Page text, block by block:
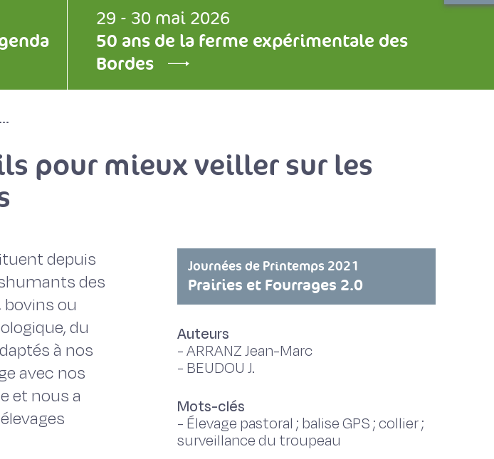
29 - 30 mai 2026
50 ans de la ferme expérimentale des
Bordes
pour mieux veiller sur les
depuis
des
ou
du
à nos
avec nos
et nous a
Journées de Printemps 2021
Prairies et Fourrages 2.0
Auteurs
-ARRANZ Jean-Marc
- BEUDOU J.
Mots-clés
- Élevage pastoral ; balise GPS ; collier ;
surveillance du troupeau